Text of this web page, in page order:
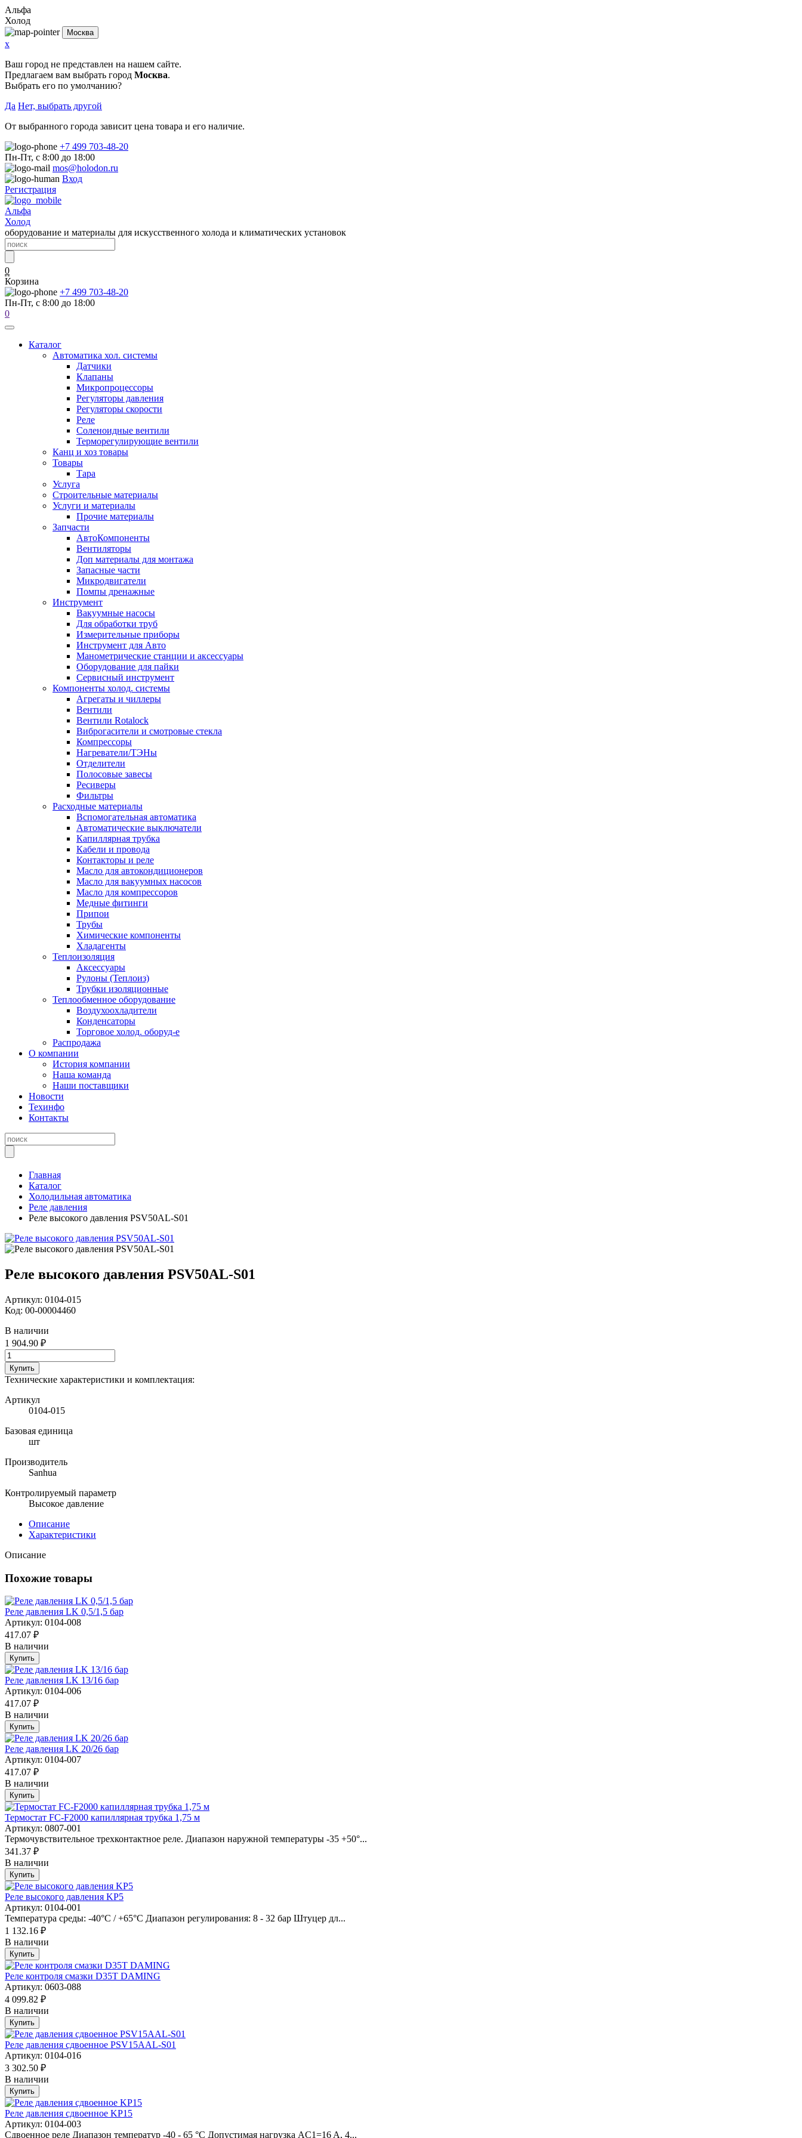
Альфа
Холод
Москва
x
Ваш город не представлен на нашем сайте.
Предлагаем вам выбрать город Москва.
Выбрать его по умолчанию?
Да Нет, выбрать другой
От выбранного города зависит цена товара и его наличие.
+7 499 703-48-20
Пн-Пт, с 8:00 до 18:00
mos@holodon.ru
Вход
Регистрация
Альфа
Холод
оборудование и материалы для искусственного холода и климатических установок
0
Корзина
+7 499 703-48-20
Пн-Пт, с 8:00 до 18:00
0
Каталог
Автоматика хол. системы
Датчики
Клапаны
Микропроцессоры
Регуляторы давления
Регуляторы скорости
Реле
Соленоидные вентили
Терморегулирующие вентили
Канц и хоз товары
Товары
Тара
Услуга
Строительные материалы
Услуги и материалы
Прочие материалы
Запчасти
АвтоКомпоненты
Вентиляторы
Доп материалы для монтажа
Запасные части
Микродвигатели
Помпы дренажные
Инструмент
Вакуумные насосы
Для обработки труб
Измерительные приборы
Инструмент для Авто
Манометрические станции и аксессуары
Оборудование для пайки
Сервисный инструмент
Компоненты холод. системы
Агрегаты и чиллеры
Вентили
Вентили Rotalock
Виброгасители и смотровые стекла
Компрессоры
Нагреватели/ТЭНы
Отделители
Полосовые завесы
Ресиверы
Фильтры
Расходные материалы
Вспомогательная автоматика
Автоматические выключатели
Капиллярная трубка
Кабели и провода
Контакторы и реле
Масло для автокондиционеров
Масло для вакуумных насосов
Масло для компрессоров
Медные фитинги
Припои
Трубы
Химические компоненты
Хладагенты
Теплоизоляция
Аксессуары
Рулоны (Теплоиз)
Трубки изоляционные
Теплообменное оборудование
Воздухоохладители
Конденсаторы
Торговое холод. оборуд-е
Распродажа
О компании
История компании
Наша команда
Наши поставщики
Новости
Техинфо
Контакты
Главная
Каталог
Холодильная автоматика
Реле давления
Реле высокого давления PSV50AL-S01
Реле высокого давления PSV50AL-S01
Артикул: 0104-015
Код: 00-00004460
В наличии
1 904.90 ₽
Купить
Технические характеристики и комплектация:
Артикул
0104-015
Базовая единица
шт
Производитель
Sanhua
Контролируемый параметр
Высокое давление
Описание
Характеристики
Описание
Похожие товары
Реле давления LK 0,5/1,5 бар
Артикул: 0104-008
417.07 ₽
В наличии
Купить
Реле давления LK 13/16 бар
Артикул: 0104-006
417.07 ₽
В наличии
Купить
Реле давления LK 20/26 бар
Артикул: 0104-007
417.07 ₽
В наличии
Купить
Термостат FC-F2000 капиллярная трубка 1,75 м
Артикул: 0807-001
Термочувствительное трехконтактное реле. Диапазон наружной температуры -35 +50°...
341.37 ₽
В наличии
Купить
Реле высокого давления KP5
Артикул: 0104-001
Температура среды: -40°C / +65°C Диапазон регулирования: 8 - 32 бар Штуцер дл...
1 132.16 ₽
В наличии
Купить
Реле контроля смазки D35T DAMING
Артикул: 0603-088
4 099.82 ₽
В наличии
Купить
Реле давления сдвоенное PSV15AAL-S01
Артикул: 0104-016
3 302.50 ₽
В наличии
Купить
Реле давления сдвоенное KP15
Артикул: 0104-003
Сдвоенное реле Диапазон температур -40 - 65 °C Допустимая нагрузка AC1=16 A, 4...